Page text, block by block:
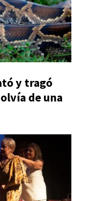
y tragó
de una